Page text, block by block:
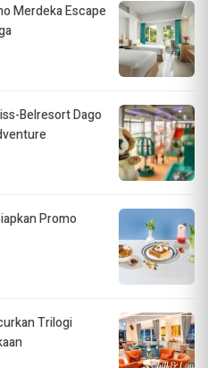
Merdeka Escape
Belresort Dago
Promo
Trilogi